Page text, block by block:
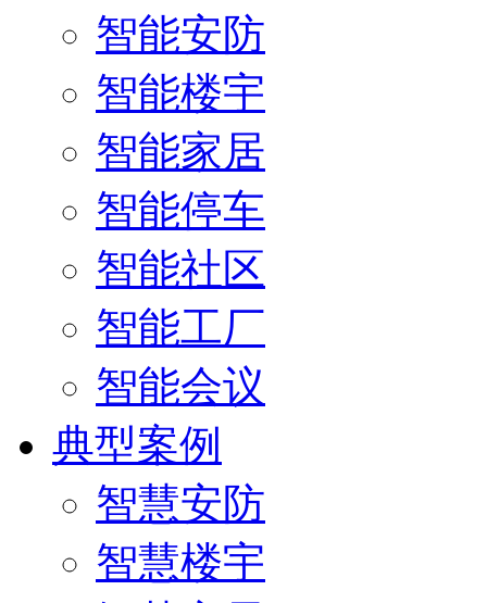
智能安防
智能楼宇
智能家居
智能停车
智能社区
智能工厂
智能会议
典型案例
智慧安防
智慧楼宇